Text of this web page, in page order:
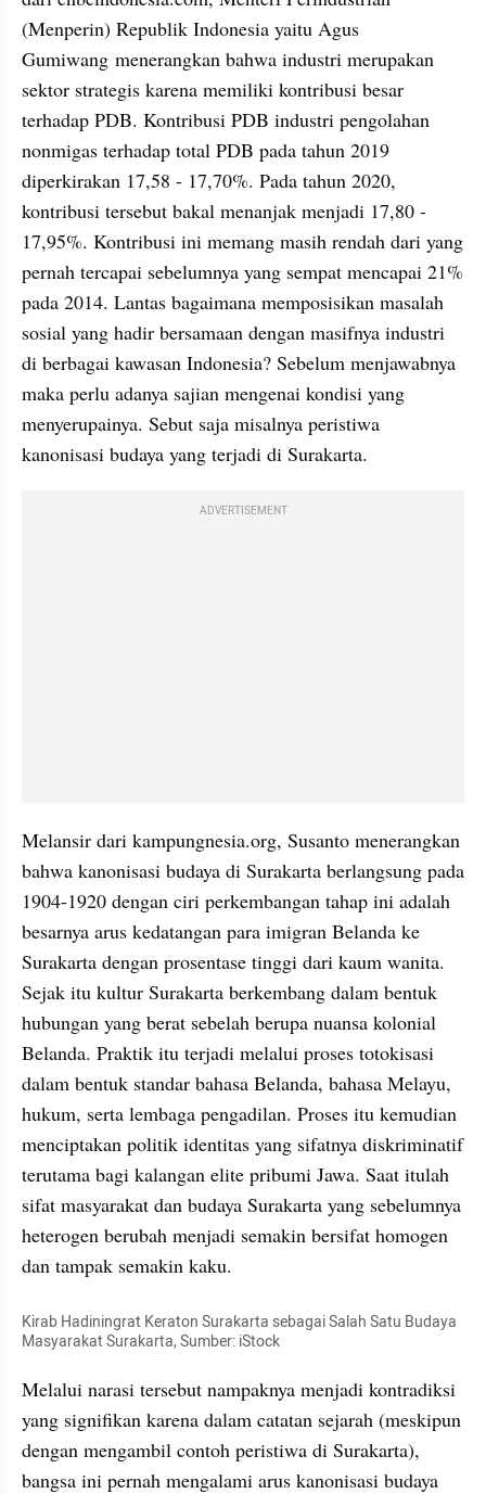
(Menperin) Republik Indonesia yaitu Agus
Gumiwang menerangkan bahwa industri merupakan
sektor strategis karena memiliki kontribusi besar
terhadap PDB. Kontribusi PDB industri pengolahan
nonmigas terhadap total PDB pada tahun 2019
diperkirakan 17,58 - 17,70%. Pada tahun 2020,
kontribusi tersebut bakal menanjak menjadi 17,80 -
17,95%. Kontribusi ini memang masih rendah dari yang
pernah tercapai sebelumnya yang sempat mencapai 21%
pada 2014. Lantas bagaimana memposisikan masalah
sosial yang hadir bersamaan dengan masifnya industri
di berbagai kawasan Indonesia? Sebelum menjawabnya
maka perlu adanya sajian mengenai kondisi yang
menyerupainya. Sebut saja misalnya peristiwa
kanonisasi budaya yang terjadi di Surakarta.
ADVERTISEMENT
Melansir dari kampungnesia.org, Susanto menerangkan
bahwa kanonisasi budaya di Surakarta berlangsung pada
1904-1920 dengan ciri perkembangan tahap ini adalah
besarnya arus kedatangan para imigran Belanda ke
Surakarta dengan prosentase tinggi dari kaum wanita.
Sejak itu kultur Surakarta berkembang dalam bentuk
hubungan yang berat sebelah berupa nuansa kolonial
Belanda. Praktik itu terjadi melalui proses totokisasi
dalam bentuk standar bahasa Belanda, bahasa Melayu,
hukum, serta lembaga pengadilan. Proses itu kemudian
menciptakan politik identitas yang sifatnya diskriminatif
terutama bagi kalangan elite pribumi Jawa. Saat itulah
sifat masyarakat dan budaya Surakarta yang sebelumnya
heterogen berubah menjadi semakin bersifat homogen
dan tampak semakin kaku.
Kirab Hadiningrat Keraton Surakarta sebagai Salah Satu Budaya
Masyarakat Surakarta, Sumber: iStock
Melalui narasi tersebut nampaknya menjadi kontradiksi
yang signifikan karena dalam catatan sejarah (meskipun
dengan mengambil contoh peristiwa di Surakarta),
bangsa ini pernah mengalami arus kanonisasi budaya